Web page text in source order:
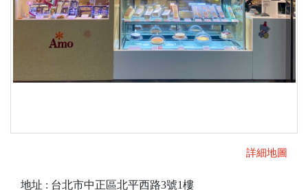
詳細地圖
地址 : 台北市中正區北平西路3號1樓